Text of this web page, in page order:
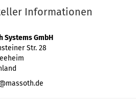
Informationen
Systems GmbH
Str. 28